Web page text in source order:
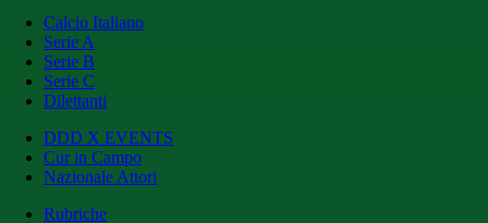
Calcio Italiano
Serie A
Serie B
Serie C
Dilettanti
DDD X EVENTS
Cur in Campo
Nazionale Attori
Rubriche